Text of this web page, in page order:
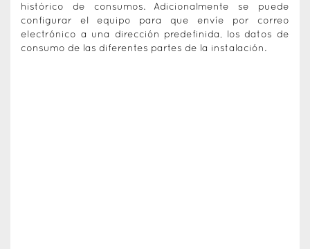
histórico de consumos. Adicionalmente se puede
configurar el equipo para que envíe por correo
electrónico a una dirección predefinida, los datos de
consumo de las diferentes partes de la instalación.